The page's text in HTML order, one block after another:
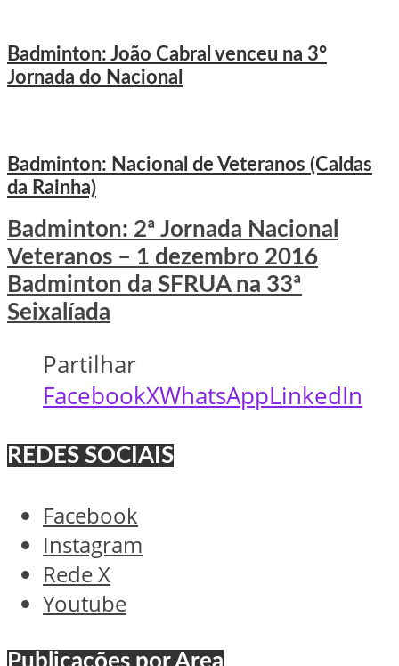
Badminton: João Cabral venceu na 3°
Jornada do Nacional
Badminton: Nacional de Veteranos (Caldas
da Rainha)
Badminton: 2ª Jornada Nacional
Veteranos – 1 dezembro 2016
Badminton da SFRUA na 33ª
Seixalíada
Partilhar
FacebookXWhatsAppLinkedIn
REDES SOCIAIS
Facebook
Instagram
Rede X
Youtube
Publicações por Área